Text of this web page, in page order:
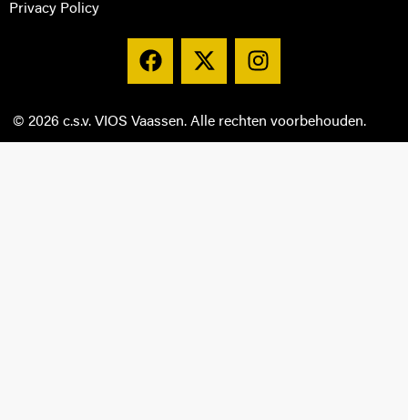
Privacy Policy
© 2026 c.s.v. VIOS Vaassen. Alle rechten voorbehouden.